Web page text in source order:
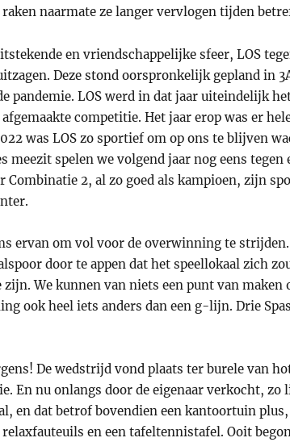
naarmate ze langer vervlogen tijden
en vriendschappelijke sfeer, LOS
Deze stond oorspronkelijk gepland in
pandemie. LOS werd in dat jaar uiteindelijk
competitie. Het jaar erop was er
was LOS zo sportief om op ons te blijven
meezit spelen we volgend jaar nog eens tegen
2, al zo goed als kampioen, zijn
ervan om vol voor de overwinning te
door te appen dat het speellokaal zich
zijn. We kunnen van niets een punt van maken
ook heel iets anders dan een g-lijn. Drie
De wedstrijd vond plaats ter burele van
En nu onlangs door de eigenaar verkocht, zo
en dat betrof bovendien een kantoortuin
en een tafeltennistafel. Ooit